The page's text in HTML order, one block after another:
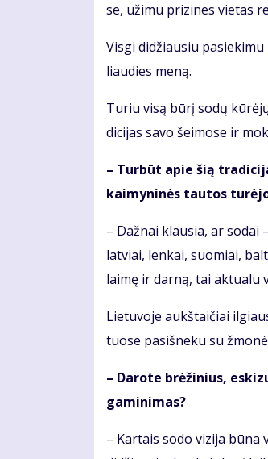
se, už­imu pri­zi­nes vie­tas
Vis­gi di­džiau­siu
liau­dies me­ną.
Tu­riu vi­są bū­rį so­dų
di­ci­jas sa­vo šei­mo­se ir
– Tur­būt apie šią
kai­my­ni­nės tau­tos
– Daž­nai klau­sia, ar
lat­viai, len­kai, suo­miai,
lai­mę ir dar­ną, tai ak­tu­a­lu
Lie­tu­vo­je aukš­tai­čiai
tuo­se pa­si­šne­ku su
– Da­ro­te brė­ži­nius,
ga­mi­ni­mas?
– Kar­tais so­do vi­zi­ja